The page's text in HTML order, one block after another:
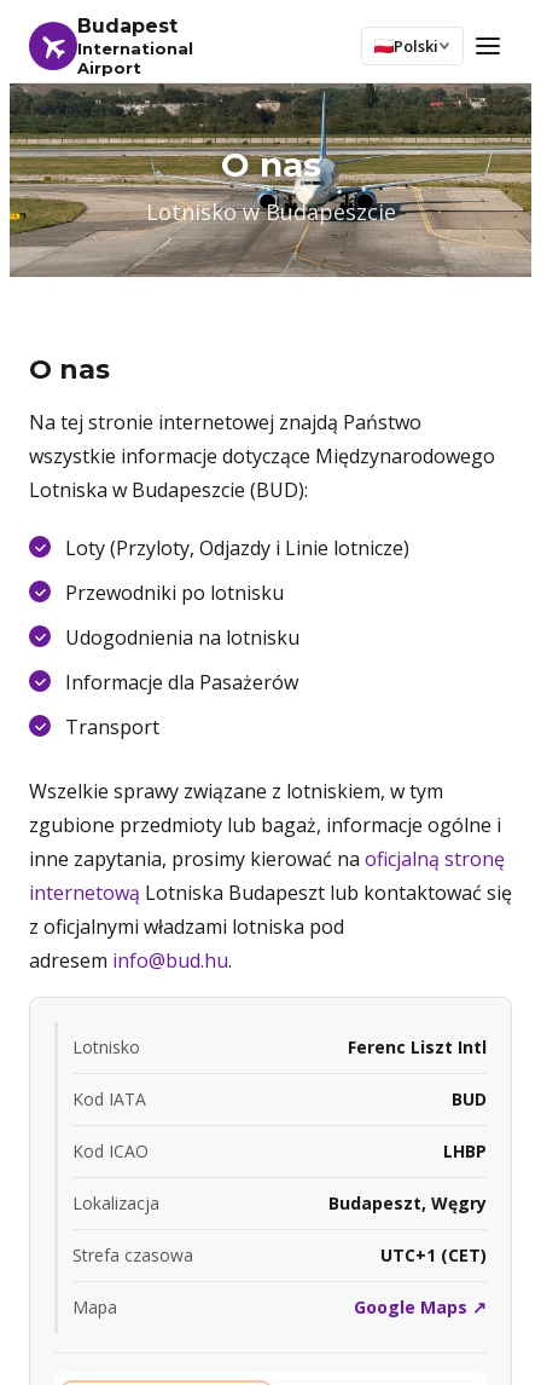
Budapest
International
Airport
Polski
O nas
Lotnisko w Budapeszcie
O nas
Na tej stronie internetowej znajdą Państwo
wszystkie informacje dotyczące Międzynarodowego
Lotniska w Budapeszcie (BUD):
Loty (Przyloty, Odjazdy i Linie lotnicze)
Przewodniki po lotnisku
Udogodnienia na lotnisku
Informacje dla Pasażerów
Transport
Wszelkie sprawy związane z lotniskiem, w tym
zgubione przedmioty lub bagaż, informacje ogólne i
inne zapytania, prosimy kierować na oficjalną stronę
internetową Lotniska Budapeszt lub kontaktować się
z oficjalnymi władzami lotniska pod
adresem info@bud.hu.
Lotnisko Ferenc Liszt Intl
Kod IATA BUD
Kod ICAO LHBP
Lokalizacja Budapeszt, Węgry
Strefa czasowa UTC+1 (CET)
Mapa Google Maps ↗